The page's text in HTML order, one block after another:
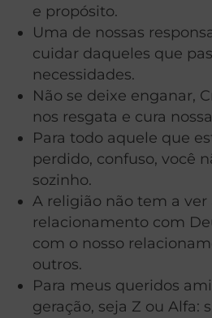
e propósito.
Uma de nossas
cuidar daqueles que
necessidades.
Não se deixe enganar,
nos resgata e cura
Para todo aquele que
perdido, confuso, você
sozinho.
A religião não tem a ver
relacionamento com
com o nosso
outros.
Para meus queridos
geração, seja Z ou Alfa: